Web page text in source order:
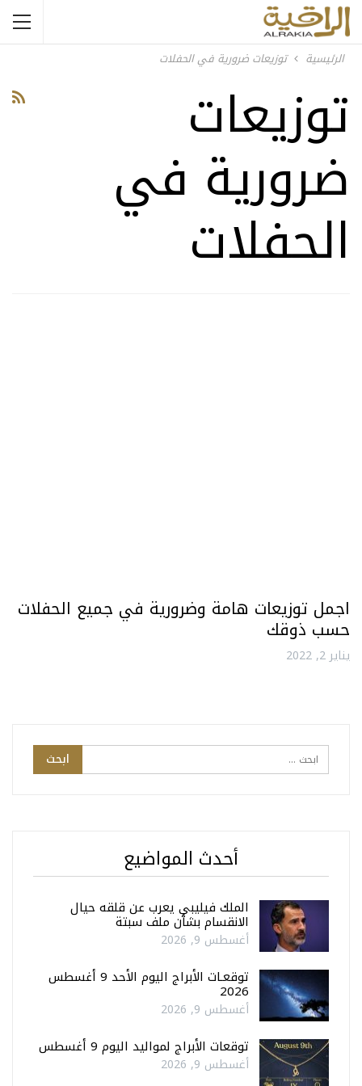
الرئيسية توزيعات ضرورية في الحفلات
توزيعات
ضرورية في
الحفلات
اجمل توزيعات هامة وضرورية في جميع الحفلات
حسب ذوقك
يناير 2, 2022
أحدث المواضيع
الملك فيليبي يعرب عن قلقه حيال
الانقسام بشأن ملف سبتة
أغسطس 9, 2026
توقعـات الأبراج اليوم الأحد 9 أغسطس
2026
أغسطس 9, 2026
توقعات الأبراج لمواليد اليوم 9 أغسطس
أغسطس 9, 2026